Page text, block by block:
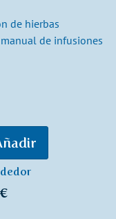
de hierbas
de infusiones